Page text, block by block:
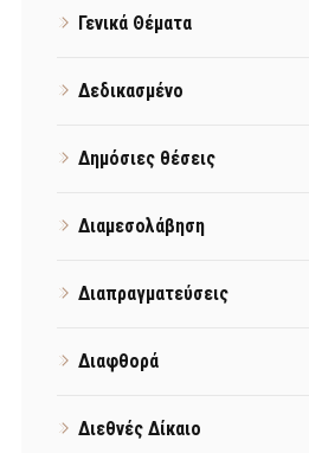
Γενικά Θέματα
Δεδικασμένο
Δημόσιες θέσεις
Διαμεσολάβηση
Διαπραγματεύσεις
Διαφθορά
Διεθνές Δίκαιο